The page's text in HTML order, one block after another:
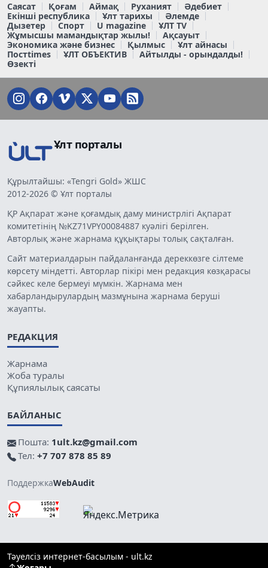
Саясат Қоғам Аймақ Руханият
Әдебиет
Екінші республика
Ұлт тарихы
Әлемде
Дызетер
Спорт U magazine
ҰЛТ TV
Жұмысшы мамандықтар жылы!
Ақсауыт
Экономика және бизнес
Қылмыс
Ұлт айнасы
Постtimes
ҰЛТ ОБЪЕКТИВ
Айтылды - орындалды!
Өзекті
Ұлт порталы
Құрылтайшы: «Tengri Gold» ЖШС
2012-2026 © Ұлт порталы
ҚР Ақпарат және қоғамдық даму министрлігі Ақпарат
комитетінің №KZ71VPY00084887 куәлігі берілген.
Авторлық және жарнама құқықтары толық сақталған.
Сайт материалдарын пайдаланғанда дереккөзге сілтеме
көрсету міндетті. Авторлар пікірі мен редакция көзқарасы
сәйкес келе бермеуі мүмкін. Жарнама мен
хабарландырулардың мазмұнына жарнама беруші
жауапты.
РЕДАКЦИЯ
Жарнама
Жоба туралы
Құпиялылық саясаты
БАЙЛАНЫС
Пошта: 1ult.kz@gmail.com
Тел: +7 707 878 85 89
ПоддержкаWebAudit
Тәуелсіз интернет-басылым - ult.kz